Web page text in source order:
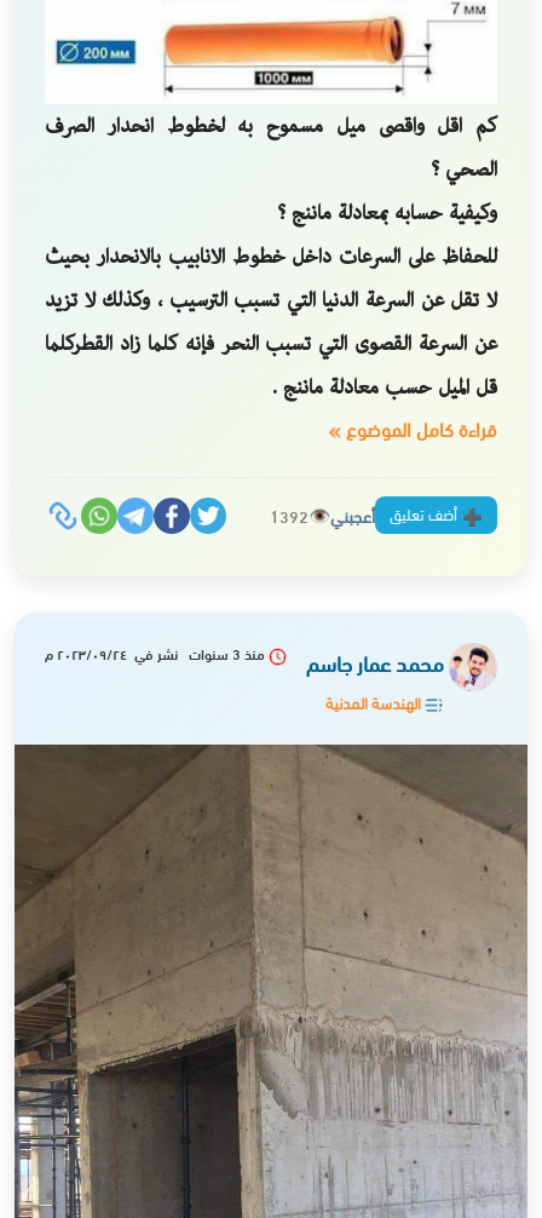
كم اقل واقصى ميل مسموح به لخطوط انحدار الصرف
الصحي ؟
وكيفية حسابه بمعادلة ماننج ؟
للحفاظ على السرعات داخل خطوط الانابيب بالانحدار بحيث
لا تقل عن السرعة الدنيا التي تسبب الترسيب ، وكذلك لا تزيد
عن السرعة القصوى التي تسبب النحر فإنه كلما زاد القطركلما
قل الميل حسب معادلة ماننج .
قراءة كامل الموضوع
أضف تعليق أعجبني 1392
محمد عمار جاسم
الهندسة المدنية
منذ 3 سنوات نشر في ٢٠٢٣/٠٩/٢٤ م